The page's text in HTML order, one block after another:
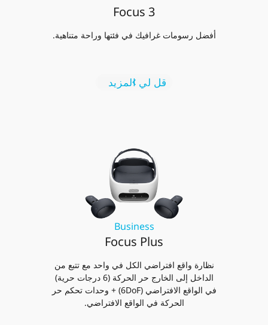
Focus 3
أفضل رسومات غرافيك في فئتها وراحة متناهية.
قل لي المزيد
Business
Focus Plus
نظارة واقع افتراضي الكل في واحد مع تتبع من
الداخل إلى الخارج حر الحركة (6 درجات حرية)
في الواقع الافتراضي (6DoF) + وحدات تحكم حر
الحركة في الواقع الافتراضي.